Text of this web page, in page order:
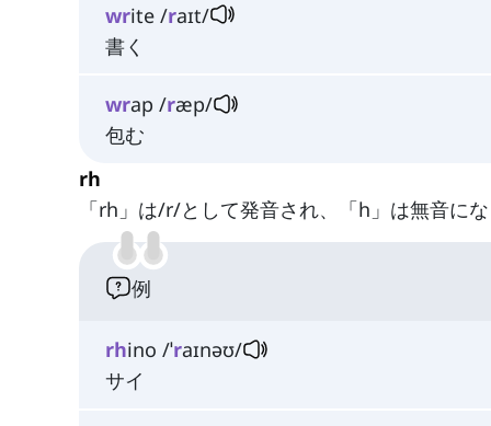
write /raɪt/
書く
wrap /ræp/
包む
rh
「rh」は/r/として発音され、「h」は無音にな
例
rhino /ˈraɪnəʊ/
サイ